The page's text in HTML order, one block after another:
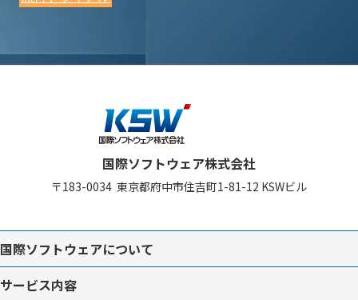
国際ソフトウェア株式会社
〒183-0034 東京都府中市住吉町1-81-12 KSWビル
国際ソフトウェアについて
サービス内容